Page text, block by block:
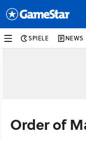
SPIELE NEWS
Order of